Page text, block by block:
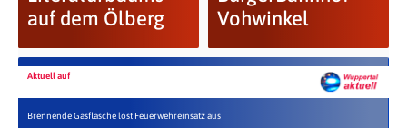
auf dem Ölberg
Vohwinkel
Aktuell auf
Brennende Gasflasche löst Feuerwehreinsatz aus